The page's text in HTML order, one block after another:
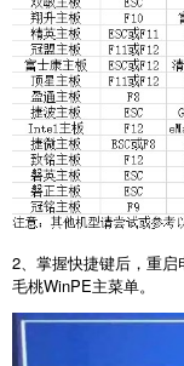
2 、掌握快捷键后，重
毛桃WinPE主菜单。